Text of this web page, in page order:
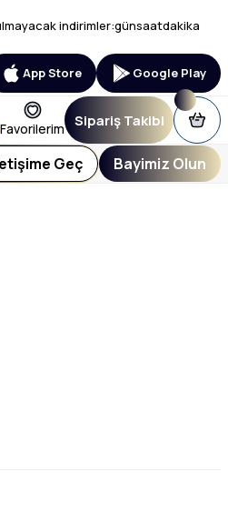
indirimler:günsaatdakika
App Store Google Play
Favorilerim Sipariş Takibi
Geç Bayimiz Olun